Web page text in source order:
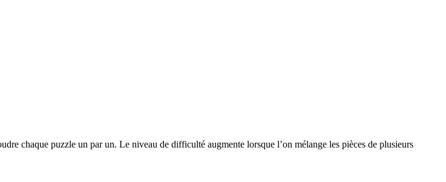
chaque puzzle un par un. Le niveau de difficulté augmente lorsque l’on mélange les pièces de plusieurs